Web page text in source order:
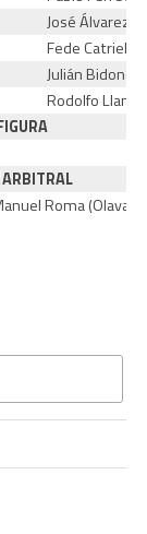
José Álvarez
Fede Catriel
Julián Bidondo
Rodolfo
Roma